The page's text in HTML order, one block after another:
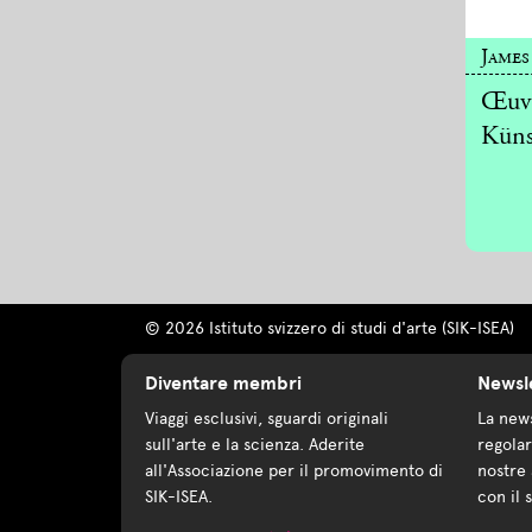
© 2026 Istituto svizzero di studi d'arte (SIK-ISEA)
Diventare membri
Viaggi esclusivi, sguardi originali
sull'arte e la scienza. Aderite
all'Associazione per il promovimento di
SIK-ISEA.
La
nostre
con il